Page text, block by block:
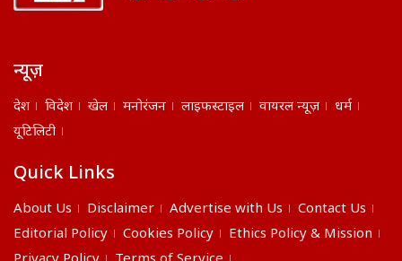
न्यूज़
देश विदेश खेल मनोरंजन लाइफस्टाइल वायरल न्यूज़
धर्म
यूटिलिटी
Quick Links
About Us Disclaimer Advertise with Us
Contact Us
Editorial Policy
Cookies Policy
Ethics Policy & Mission